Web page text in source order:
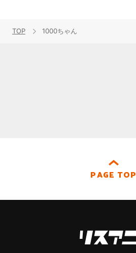
TOP 1000ちゃん
PAGE TOP